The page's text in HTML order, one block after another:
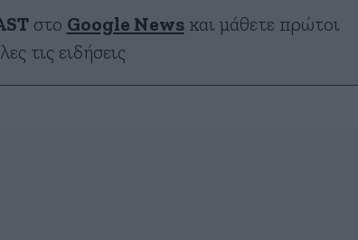
στο Google Newsκαι μάθετε πρώτοι
τις ειδήσεις